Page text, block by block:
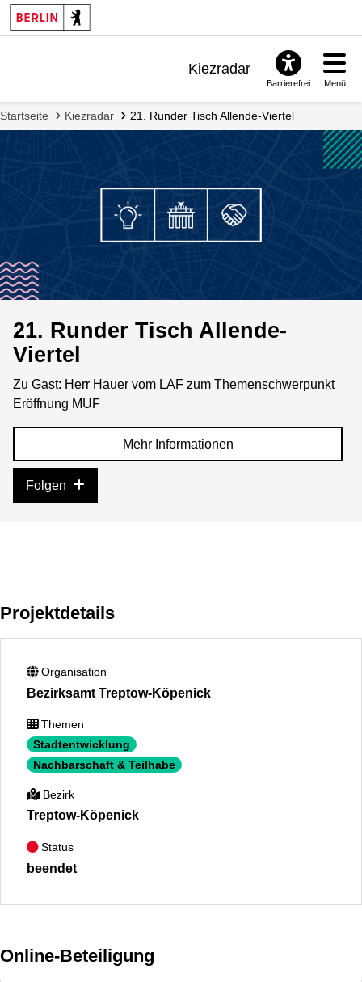
Kiezradar
FAQ & Support
Barrierefrei Menü
Startseite Kiezradar 21. Runder Tisch Allende-Viertel
21. Runder Tisch Allende-
Viertel
Zu Gast: Herr Hauer vom LAF zum Themenschwerpunkt
Eröffnung MUF
Mehr Informationen
Folgen
Projektdetails
Organisation
Bezirksamt Treptow-Köpenick
Themen
Stadtentwicklung
Nachbarschaft & Teilhabe
Bezirk
Treptow-Köpenick
Status
beendet
Online-Beteiligung